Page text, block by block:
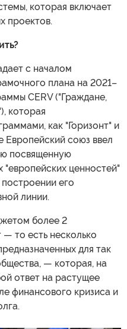
которая включает
проектов.
с началом
плана на 2021–
CERV ("Граждане,
которая
как "Горизонт" и
Европейский союз ввел
посвященную
ценностей"
его
линии.
более 2
то есть несколько
для так
— которая, на
ответ на растущее
финансового кризиса и